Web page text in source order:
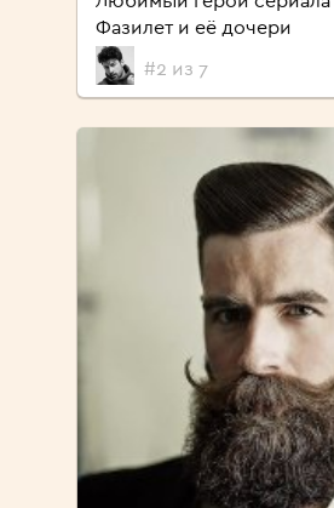
Фазилет и её дочери
#2 из 7